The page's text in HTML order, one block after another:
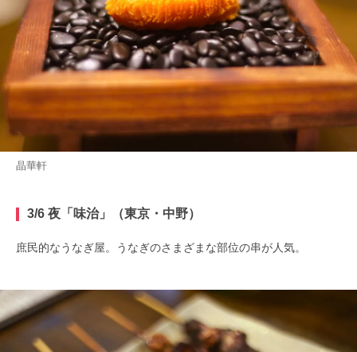
晶華軒
3/6 夜「味治」（東京・中野）
庶民的なうなぎ屋。うなぎのさまざまな部位の串が人気。